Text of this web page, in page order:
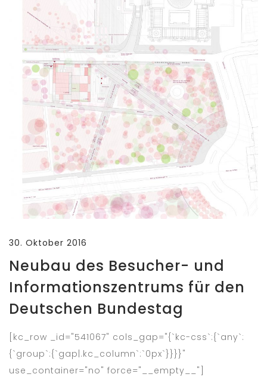
30. Oktober 2016
Neubau des Besucher- und
Informationszentrums für den
Deutschen Bundestag
[kc_row _id="541067" cols_gap="{`kc-css`:{`any`:
{`group`:{`gap|.kc_column`:`0px`}}}}"
use_container="no" force="__empty__"]